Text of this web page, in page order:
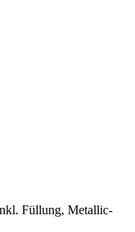
Füllung, Metallic-